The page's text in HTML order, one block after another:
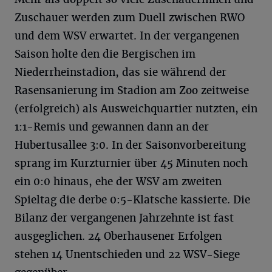
Zuschauer werden zum Duell zwischen RWO
und dem WSV erwartet. In der vergangenen
Saison holte den die Bergischen im
Niederrheinstadion, das sie während der
Rasensanierung im Stadion am Zoo zeitweise
(erfolgreich) als Ausweichquartier nutzten, ein
1:1-Remis und gewannen dann an der
Hubertusallee 3:0. In der Saisonvorbereitung
sprang im Kurzturnier über 45 Minuten noch
ein 0:0 hinaus, ehe der WSV am zweiten
Spieltag die derbe 0:5-Klatsche kassierte. Die
Bilanz der vergangenen Jahrzehnte ist fast
ausgeglichen. 24 Oberhausener Erfolgen
stehen 14 Unentschieden und 22 WSV-Siege